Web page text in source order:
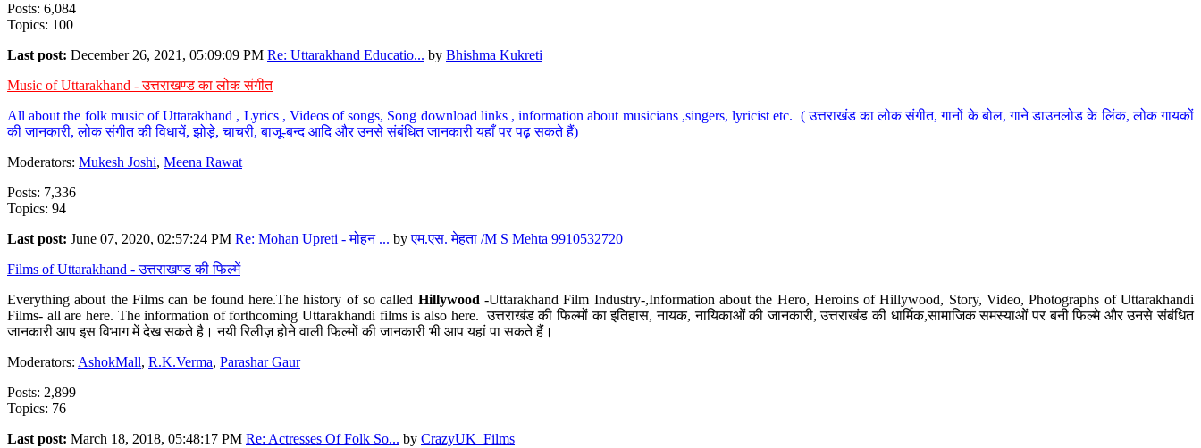
Posts: 6,084
Topics: 100
Last post: December 26, 2021, 05:09:09 PM Re: Uttarakhand Educatio... by Bhishma Kukreti
Music of Uttarakhand - उत्तराखण्ड का लोक संगीत
All about the folk music of Uttarakhand , Lyrics , Videos of songs, Song download links , information about musicians ,singers, lyricist etc. ( उत्तराखंड का लोक संगीत, गानों के बोल, गाने डाउनलोड के लिंक, लोक गायकों
की जानकारी, लोक संगीत की विधायें, झोड़े, चाचरी, बाजू-बन्द आदि और उनसे संबंधित जानकारी यहाँ पर पढ़ सकते हैं)
Moderators: Mukesh Joshi, Meena Rawat
Posts: 7,336
Topics: 94
Last post: June 07, 2020, 02:57:24 PM Re: Mohan Upreti - मोहन ... byएम.एस. मेहता /M S Mehta 9910532720
Films of Uttarakhand - उत्तराखण्ड की फिल्में
Everything about the Films can be found here.The history of so called Hillywood-Uttarakhand Film Industry-,Information about the Hero, Heroins of Hillywood, Story, Video, Photographs of Uttarakhandi
Films- all are here. The information of forthcoming Uttarakhandi films is also here. उत्तराखंड की फिल्मों का इतिहास, नायक, नायिकाओं की जानकारी, उत्तराखंड की धार्मिक,सामाजिक समस्याओं पर बनी फिल्मे और उनसे संबंधित
जानकारी आप इस विभाग में देख सकते है। नयी रिलीज़ होने वाली फिल्मों की जानकारी भी आप यहां पा सकते हैं।
Moderators: AshokMall, R.K.Verma, Parashar Gaur
Posts: 2,899
Topics: 76
Last post: March 18, 2018, 05:48:17 PM Re: Actresses Of Folk So... by CrazyUK_Films